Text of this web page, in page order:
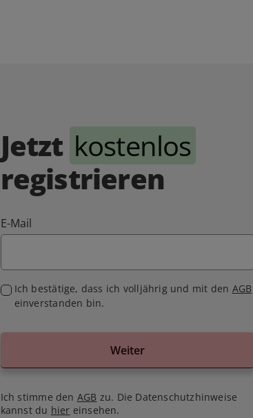
Jetzt kostenlos
registrieren
E-Mail
Ich bestätige, dass ich volljährig und mit den AGB
einverstanden bin.
Weiter
Ich stimme den AGB zu. Die Datenschutzhinweise
kannst du hier einsehen.